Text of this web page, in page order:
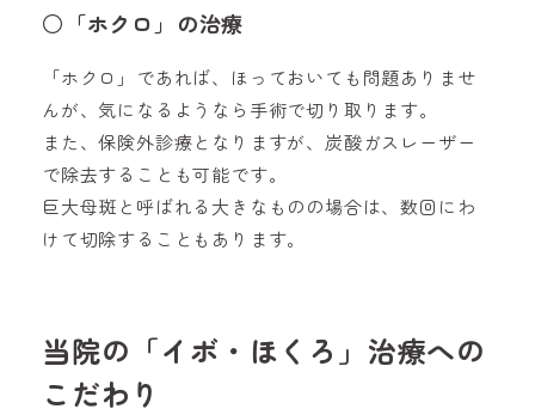
○「ホクロ」の治療
「ホクロ」であれば、ほっておいても問題ありませ
んが、気になるようなら手術で切り取ります。
また、保険外診療となりますが、炭酸ガスレーザー
で除去することも可能です。
巨大母斑と呼ばれる大きなものの場合は、数回にわ
けて切除することもあります。
当院の「イボ・ほくろ」治療への
こだわり